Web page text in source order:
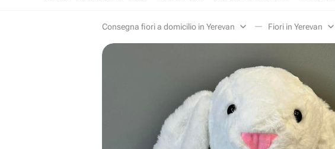
Consegna fiori a domicilio in Yerevan Fiori in Yerevan